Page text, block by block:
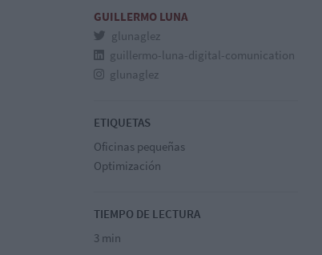
GUILLERMO LUNA
glunaglez
guillermo-luna-digital-comunication
glunaglez
ETIQUETAS
Oficinas pequeñas
Optimización
TIEMPO DE LECTURA
3 min